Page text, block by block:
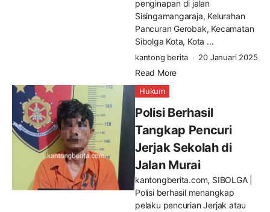
penginapan di jalan
Sisingamangaraja, Kelurahan
Pancuran Gerobak, Kecamatan
Sibolga Kota, Kota ...
kantong berita 20 Januari 2025
Read More
Hukum
Polisi Berhasil
Tangkap Pencuri
Jerjak Sekolah di
Jalan Murai
kantongberita.com, SIBOLGA |
Polisi berhasil menangkap
pelaku pencurian Jerjak atau